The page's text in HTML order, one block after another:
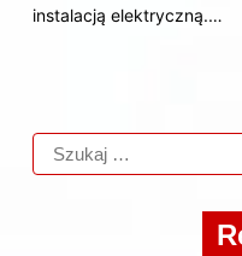
instalacją elektryczną.…